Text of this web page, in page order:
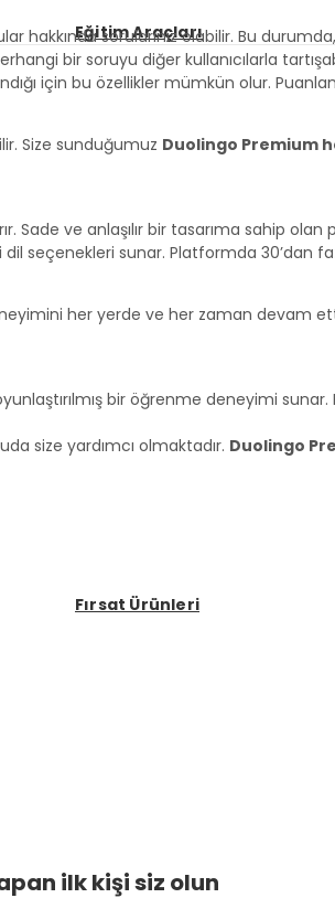
Eğitim Araçları
Fırsat Ürünleri
hakkında sorularınız olabilir. Bu
bir soruyu diğer kullanıcılarla
için bu özellikler mümkün olur.
Size sunduğumuz Duolingo Premium
Sade ve anlaşılır bir tasarıma sahip olan
seçenekleri sunar. Platformda 30’dan
her yerde ve her zaman devam
bir öğrenme deneyimi
size yardımcı olmaktadır. Duolingo
ilk kişi siz olun